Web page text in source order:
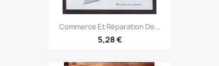
Commerce Et Réparation De...
5,28 €